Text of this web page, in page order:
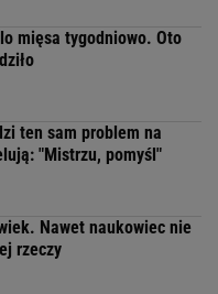
mięsa tygodniowo. Oto
ten sam problem na
"Mistrzu, pomyśl"
Nawet naukowiec nie
rzeczy